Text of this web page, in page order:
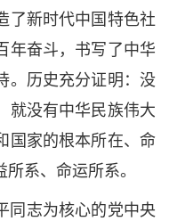
了新时代中国特色社
年奋斗，书写了中华
。历史充分证明：没
就没有中华民族伟大
国家的根本所在、命
系、命运所系。
同志为核心的党中央